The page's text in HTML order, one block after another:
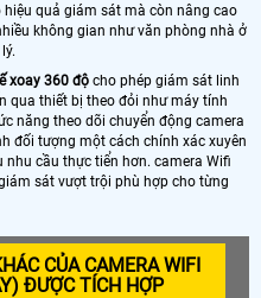
quả giám sát mà còn nâng cao
không gian như văn phòng nhà ở
xoay 360 độ cho phép giám sát linh
qua thiết bị theo đỏi như máy tính
năng theo dõi chuyển động camera
đối tượng một cách chính xác xuyên
cầu thực tiển hơn. camera Wifi
sát vượt trội phù hợp cho từng
CỦA CAMERA WIFI
ĐƯỢC TÍCH HỢP